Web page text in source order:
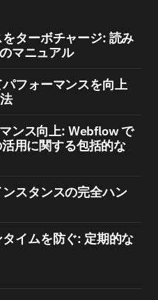
ターボチャージ: 読み
マニュアル
フォーマンスを向上
ンス向上: Webflow で
用に関する包括的な
スタンスの完全ハン
イムを防ぐ: 定期的な